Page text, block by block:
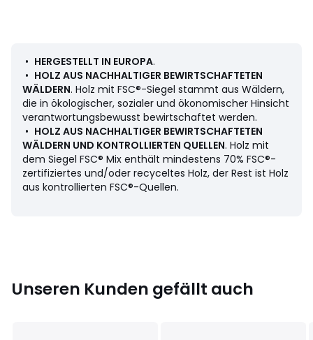
• Selbstmontage, Anleitung beiliegend
Masse
Gesamtmasse
• B. 42 x H. 74,5 x T. 61,5 cm
Innenmasse
• Schublade: B. 34 x H. 25 x T. 45,5 cm
Farbe:
Natureicheholz
Größe Einheitsgrösse
• HERGESTELLT IN EUROPA.
• HOLZ AUS NACHHALTIGER BEWIRTSCHAFTETEN
WÄLDERN. Holz mit FSC®-Siegel stammt aus Wäldern,
die in ökologischer, sozialer und ökonomischer Hinsicht
verantwortungsbewusst bewirtschaftet werden.
• HOLZ AUS NACHHALTIGER BEWIRTSCHAFTETEN
WÄLDERN UND KONTROLLIERTEN QUELLEN. Holz mit
dem Siegel FSC® Mix enthält mindestens 70% FSC®-
zertifiziertes und/oder recyceltes Holz, der Rest ist Holz
aus kontrollierten FSC®-Quellen.
Unseren Kunden gefällt auch